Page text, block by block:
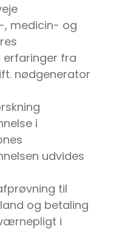
, medicin- og
erfaringer fra
nødgenerator
i
udvides
til
og betaling
i